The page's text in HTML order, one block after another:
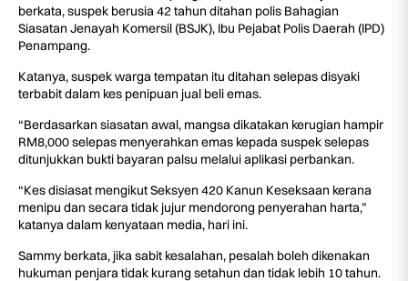
berkata, suspek berusia 42 tahun ditahan polis Bahagian
Siasatan Jenayah Komersil (BSJK), Ibu Pejabat Polis Daerah (IPD)
Penampang.
Katanya, suspek warga tempatan itu ditahan selepas disyaki
terbabit dalam kes penipuan jual beli emas.
“Berdasarkan siasatan awal, mangsa dikatakan kerugian hampir
RM8,000 selepas menyerahkan emas kepada suspek selepas
ditunjukkan bukti bayaran palsu melalui aplikasi perbankan.
“Kes disiasat mengikut Seksyen 420 Kanun Keseksaan kerana
menipu dan secara tidak jujur mendorong penyerahan harta,”
katanya dalam kenyataan media, hari ini.
Sammy berkata, jika sabit kesalahan, pesalah boleh dikenakan
hukuman penjara tidak kurang setahun dan tidak lebih 10 tahun.